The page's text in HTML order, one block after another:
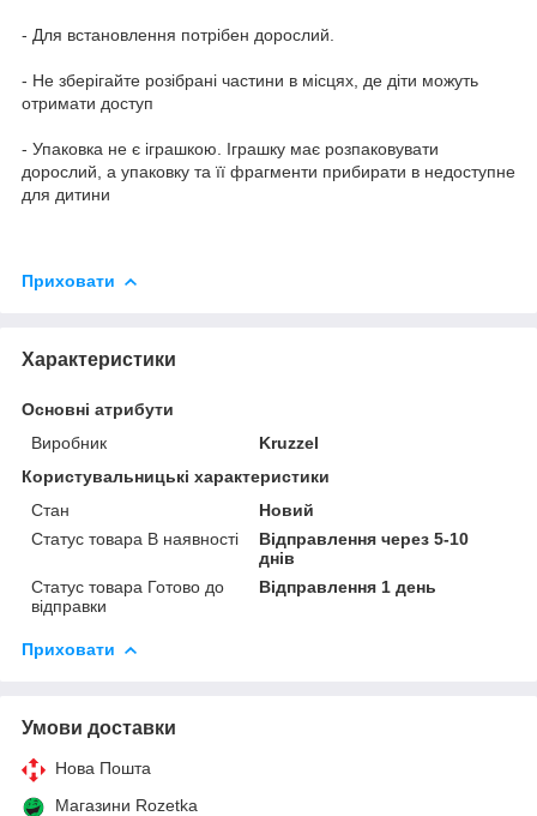
- Для встановлення потрібен дорослий.
- Не зберігайте розібрані частини в місцях, де діти можуть
отримати доступ
- Упаковка не є іграшкою. Іграшку має розпаковувати
дорослий, а упаковку та її фрагменти прибирати в недоступне
для дитини
Приховати
Характеристики
Основні атрибути
Виробник
Kruzzel
Користувальницькі характеристики
Стан
Новий
Статус товара В наявності
Відправлення через 5-10
днів
Статус товара Готово до
відправки
Відправлення 1 день
Приховати
Умови доставки
Нова Пошта
Магазини Rozetka